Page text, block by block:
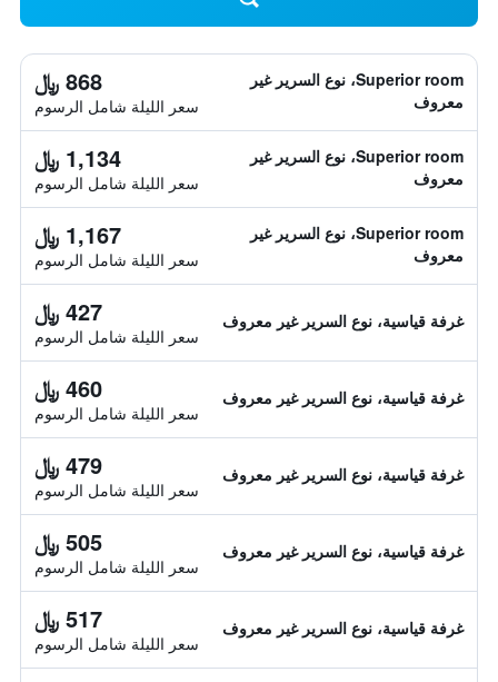
Superior room، نوع السرير غير
معروف
868 ﷼
سعر الليلة شامل الرسوم
Superior room، نوع السرير غير
معروف
1,134 ﷼
سعر الليلة شامل الرسوم
Superior room، نوع السرير غير
معروف
1,167 ﷼
سعر الليلة شامل الرسوم
غرفة قياسية، نوع السرير غير معروف 427 ﷼
سعر الليلة شامل الرسوم
غرفة قياسية، نوع السرير غير معروف 460 ﷼
سعر الليلة شامل الرسوم
غرفة قياسية، نوع السرير غير معروف 479 ﷼
سعر الليلة شامل الرسوم
غرفة قياسية، نوع السرير غير معروف 505 ﷼
سعر الليلة شامل الرسوم
غرفة قياسية، نوع السرير غير معروف 517 ﷼
سعر الليلة شامل الرسوم